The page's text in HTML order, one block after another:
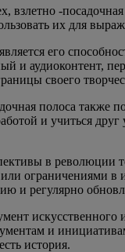
-
их для
его
и аудиоконтент,
своего
полоса также
и учиться
в
ограничениями
и регулярно
и
история.